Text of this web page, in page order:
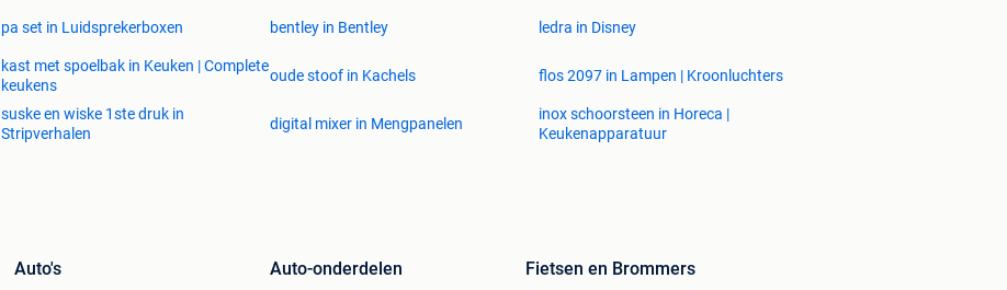
pa set in Luidsprekerboxen bentley in Bentley ledra in Disney
kast met spoelbak in Keuken | Complete
keukens
oude stoof in Kachels flos 2097 in Lampen | Kroonluchters
suske en wiske 1ste druk in
Stripverhalen
digital mixer in Mengpanelen
inox schoorsteen in Horeca |
Keukenapparatuur
Auto's Auto-onderdelen Fietsen en Brommers